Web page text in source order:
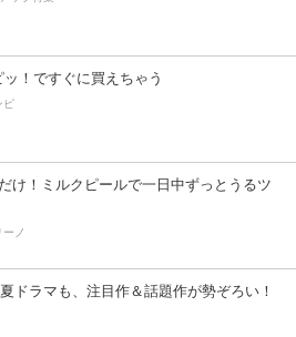
ッ！ですぐに買えちゃう
ピ
け！ミルクピールで一日中ずっとうるツ
ーノ
ドラマも、注目作＆話題作が勢ぞろい！